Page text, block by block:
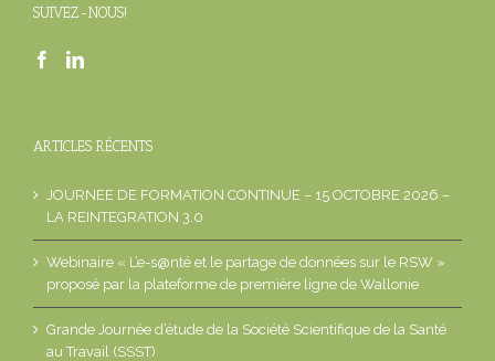
SUIVEZ-NOUS!
ARTICLES RÉCENTS
JOURNEE DE FORMATION CONTINUE – 15 OCTOBRE 2026 –
LA REINTEGRATION 3.0
Webinaire « L’e-s@nté et le partage de données sur le RSW »
proposé par la plateforme de première ligne de Wallonie
Grande Journée d’étude de la Société Scientifique de la Santé
au Travail (SSST)